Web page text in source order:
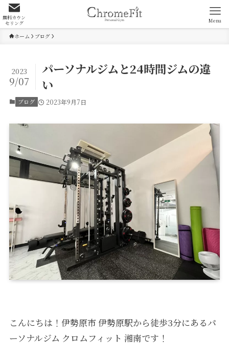
無料カウン
セリング Menu
ホーム ブログ
パーソナルジムと24時間ジムの違
い
2023
9/07
ブログ 2023年9月7日
こんにちは！伊勢原市 伊勢原駅から徒歩3分にあるパ
ーソナルジム クロムフィット 湘南です！